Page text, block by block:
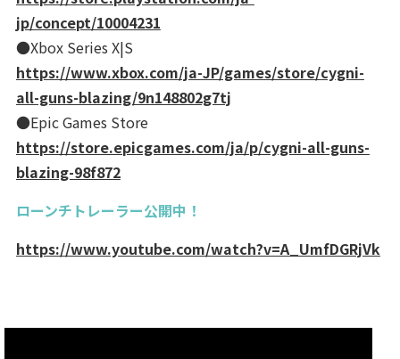
jp/concept/10004231
●Xbox Series X|S
https://www.xbox.com/ja-JP/games/store/cygni-
all-guns-blazing/9n148802g7tj
●Epic Games Store
https://store.epicgames.com/ja/p/cygni-all-guns-
blazing-98f872
ローンチトレーラー公開中！
https://www.youtube.com/watch?v=A_UmfDGRjVk